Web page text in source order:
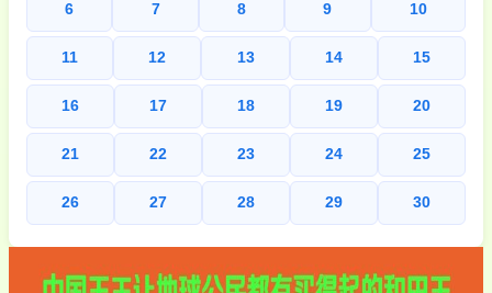
6 7 8 9 10
11 12 13 14 15
16 17 18 19 20
21 22 23 24 25
26 27 28 29 30